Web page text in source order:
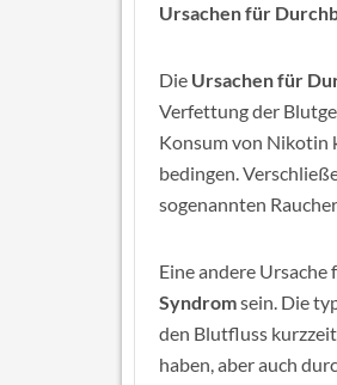
Ursachen für
Die Ursachen für
Verfettung der
Konsum von Nikotin
bedingen.
sogenannten
Eine andere Ursache
Syndromsein. Die
den Blutfluss
haben, aber auch